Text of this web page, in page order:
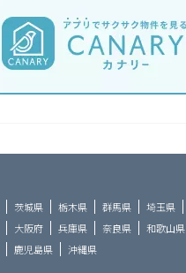
茨城県 栃木県 群馬県 埼玉県
大阪府 兵庫県 奈良県 和歌山県
鹿児島県 沖縄県